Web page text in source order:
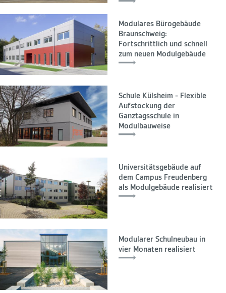
Modulares Bürogebäude
Braunschweig:
Fortschrittlich und schnell
zum neuen Modulgebäude
Schule Külsheim - Flexible
Aufstockung der
Ganztagsschule in
Modulbauweise
Universitätsgebäude auf
dem Campus Freudenberg
als Modulgebäude realisiert
Modularer Schulneubau in
vier Monaten realisiert